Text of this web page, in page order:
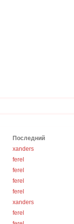
Последний
xanders
ferel
ferel
ferel
ferel
xanders
ferel